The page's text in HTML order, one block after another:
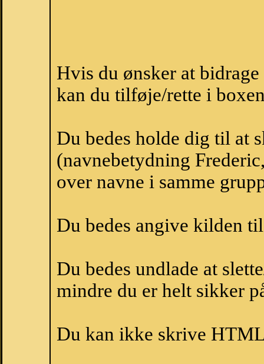
Hvis du ønsker at
kan du tilføje/rette i
Du bedes holde dig til at
(navnebetydning
over navne i samme
Du bedes angive kilden
Du bedes undlade at
mindre du er helt sikker
Du kan ikke skrive